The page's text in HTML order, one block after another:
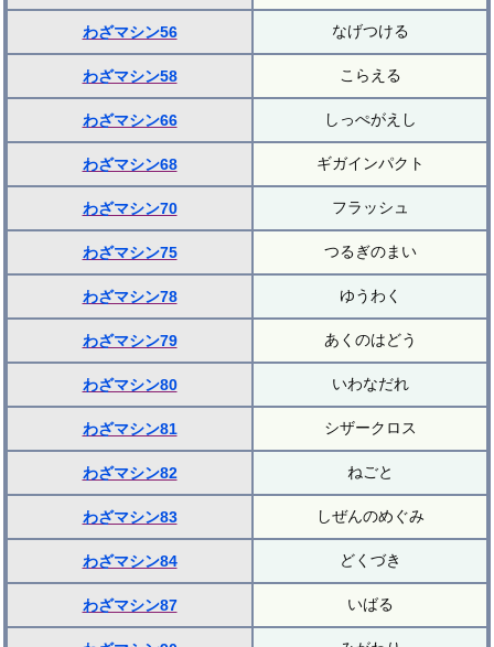
わざマシン56 なげつける
わざマシン58 こらえる
わざマシン66 しっぺがえし
わざマシン68 ギガインパクト
わざマシン70 フラッシュ
わざマシン75 つるぎのまい
わざマシン78 ゆうわく
わざマシン79 あくのはどう
わざマシン80 いわなだれ
わざマシン81 シザークロス
わざマシン82 ねごと
わざマシン83 しぜんのめぐみ
わざマシン84 どくづき
わざマシン87 いばる